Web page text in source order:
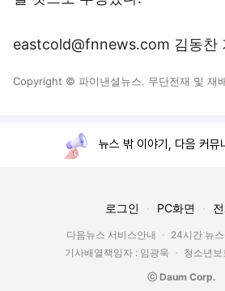
eastcold@fnnews.com 김동찬
Copyright © 파이낸셜뉴스. 무단전재 및 재
뉴스 밖 이야기, 다음 커뮤
로그인 PC화면
다음뉴스 서비스안내 24시간 뉴
기사배열책임자 : 임광욱
청소년보
ⓒ Daum Corp.